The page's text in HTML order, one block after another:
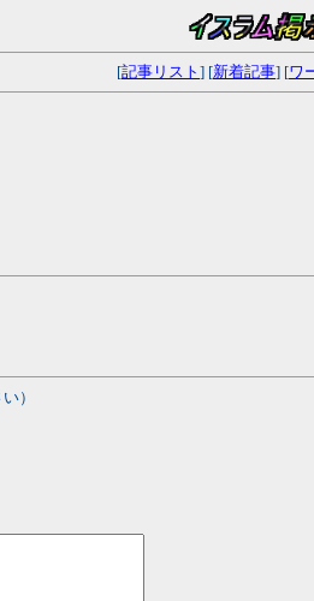
[記事リスト ] [新着記事] [ワ
）